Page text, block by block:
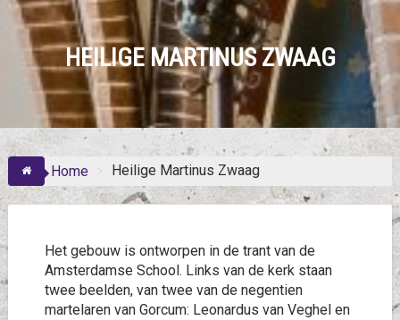
HEILIGE MARTINUS ZWAAG
Home Heilige Martinus Zwaag
Het gebouw is ontworpen in de trant van de
Amsterdamse School. Links van de kerk staan
twee beelden, van twee van de negentien
martelaren van Gorcum: Leonardus van Veghel en